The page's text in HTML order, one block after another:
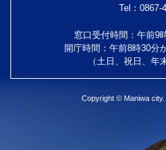
Tel：0867-
窓口受付時間：午前9
開庁時間：午前8時30分
（土日、祝日、年
Copyright © Maniwa city.